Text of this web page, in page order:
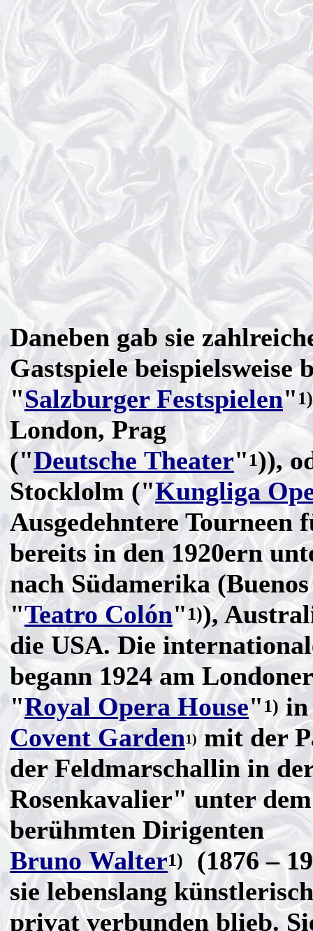
Daneben gab sie
Gastspiele beispielsweise
"Salzburger Festspielen"1)
London, Prag
("Deutsche Theater"1)),
Stocklolm ("Kungliga
Ausgedehntere Tourneen
bereits in den 1920ern
nach Südamerika
"Teatro Colón"1)),
die USA. Die
begann 1924 am Londoner
"Royal Opera House"1) in
Covent Garden1) mit der
der Feldmarschallin in
Rosenkavalier" unter dem
berühmten Dirigenten
Bruno Walter1)
(1876 –
sie lebenslang
privat verbunden blieb.